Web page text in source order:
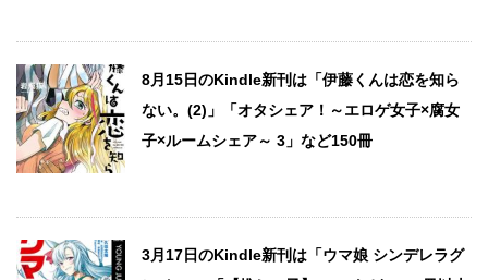
8月15日のKindle新刊は「伊藤くんは恋を知ら
ない。(2)」「オタシェア！～エロゲ女子×腐女
子×ルームシェア～ 3」など150冊
3月17日のKindle新刊は「ウマ娘 シンデレラグ